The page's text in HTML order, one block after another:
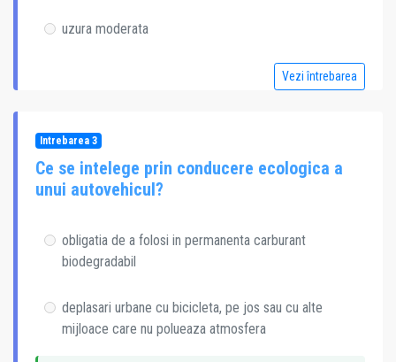
uzura moderata
Vezi întrebarea
Intrebarea 3
Ce se intelege prin conducere ecologica a
unui autovehicul?
obligatia de a folosi in permanenta carburant
biodegradabil
deplasari urbane cu bicicleta, pe jos sau cu alte
mijloace care nu polueaza atmosfera